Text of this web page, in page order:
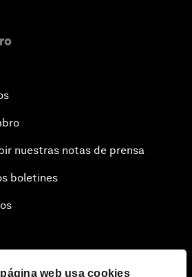
página web usa cookies
nuestras notas de prensa
boletines
Foro